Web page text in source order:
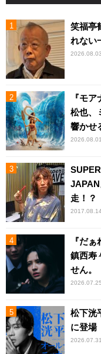
笑福亭
れない
2026.08.03
『モ
松也、
響かせ
2026.08.01
JAPAN
走！？
2017.08.14
『だ
鎮西寿
せん。
2026.07.25
松下洸
に登場
2026.07.31